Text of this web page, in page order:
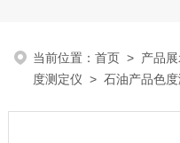
当前位置：首页 > 产品
度测定仪 > 石油产品色度